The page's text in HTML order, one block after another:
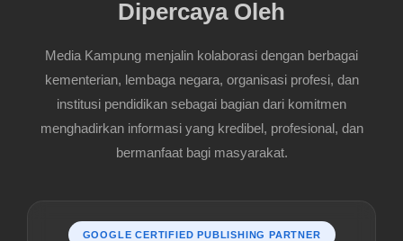
Dipercaya Oleh
Media Kampung menjalin kolaborasi dengan berbagai
kementerian, lembaga negara, organisasi profesi, dan
institusi pendidikan sebagai bagian dari komitmen
menghadirkan informasi yang kredibel, profesional, dan
bermanfaat bagi masyarakat.
GOOGLE CERTIFIED PUBLISHING PARTNER